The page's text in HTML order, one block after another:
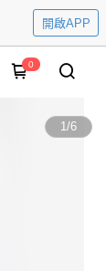
開啟APP
0
1/6